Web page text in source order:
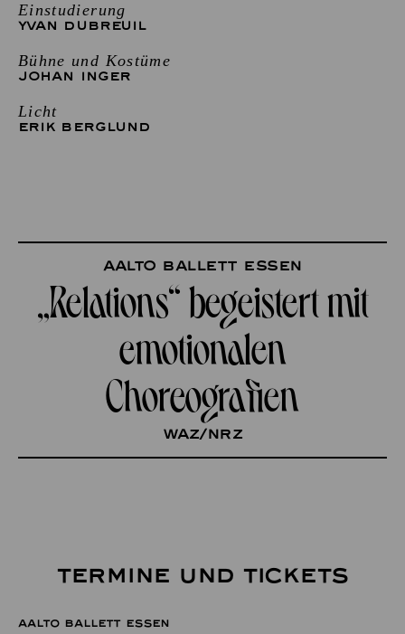
Einstudierung
YVAN DUBREUIL
Bühne und Kostüme
JOHAN INGER
Licht
ERIK BERGLUND
Aalto Ballett Essen
„Relations“ begeistert mit
emotionalen
Choreografien
WAZ/NRZ
TERMINE UND TICKETS
AALTO BALLETT ESSEN